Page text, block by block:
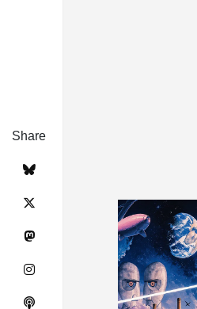
Share